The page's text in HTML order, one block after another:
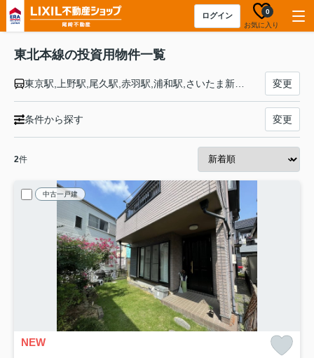
ログイン
お気に入り
0
東北本線の投資用物件一覧
変更
条件から探す 変更
2件
中古一戸建
NEW